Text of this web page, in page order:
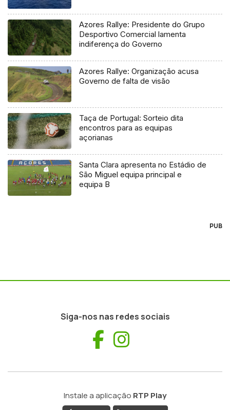
Azores Rallye: Presidente do Grupo
Desportivo Comercial lamenta
indiferença do Governo
Azores Rallye: Organização acusa
Governo de falta de visão
Taça de Portugal: Sorteio dita
encontros para as equipas
açorianas
Santa Clara apresenta no Estádio de
São Miguel equipa principal e
equipa B
PUB
Siga-nos nas redes sociais
Facebook
Instale a aplicação RTP Play